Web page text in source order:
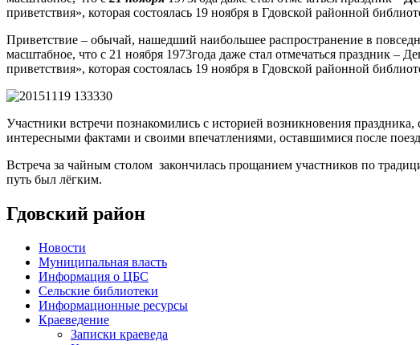
приветствия», которая состоялась 19 ноября в Гдовской районной
Приветствие – обычай, нашедший наибольшее распространение в
масштабное, что с 21 ноября 1973года даже стал отмечаться праздник –
приветствия», которая состоялась 19 ноября в Гдовской районной
Участники встречи познакомились с историей возникновения
интересными фактами и своими впечатлениями, оставшимися после
Встреча за чайным столом закончилась прощанием участников по
путь был лёгким.
Гдовский район
Новости
Муниципальная власть
Информация о ЦБС
Сельские библиотеки
Информационные ресурсы
Краеведение
Записки краеведа